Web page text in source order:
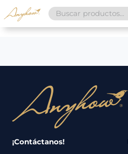
Search
for:
¡Contáctanos!
Nosotros
Servicios
Catálogo
Regalos